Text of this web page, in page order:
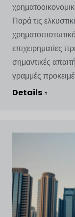
Παρά τις
επιχειρηματίες
σημαντικές
γραμμές
Details